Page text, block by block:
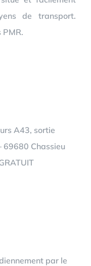
de transport.
PMR.
A43, sortie
69680 Chassieu
par le